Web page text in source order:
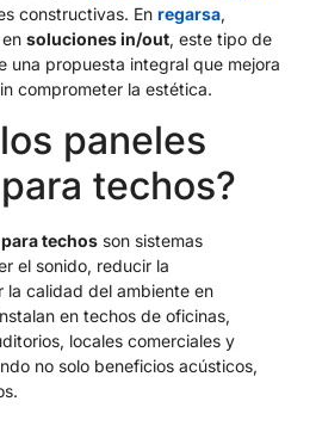
constructivas. En regarsa,
soluciones in/out, este tipo de
una propuesta integral que mejora
comprometer la estética.
paneles
techos?
techos son sistemas
el sonido, reducir la
la calidad del ambiente en
en techos de oficinas,
locales comerciales y
no solo beneficios acústicos,